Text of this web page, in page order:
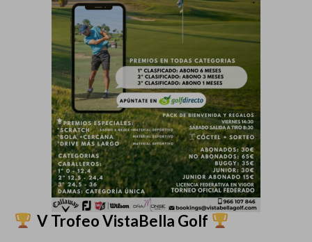
V Trofeo VistaBella Golf